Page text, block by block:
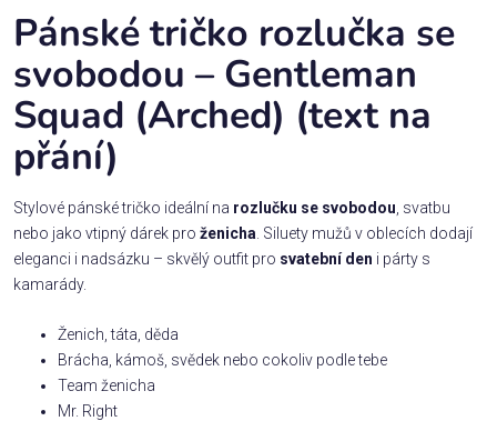
Dárek
pro
Rodina
Láska
Povolání,
zájmy a
sport
Příležitosti
Domácnost
Pánské tričko rozlučka se
svobodou – Gentleman
Squad (Arched) (text na
přání)
Stylové pánské tričko ideální na rozlučku se svobodou , svatbu
nebo jako vtipný dárek pro ženicha . Siluety mužů v oblecích dodají
eleganci i nadsázku – skvělý outfit pro svatební den i párty s
kamarády.
Ženich, táta, děda
Brácha, kámoš, svědek nebo cokoliv podle tebe
Team ženicha
Mr. Right